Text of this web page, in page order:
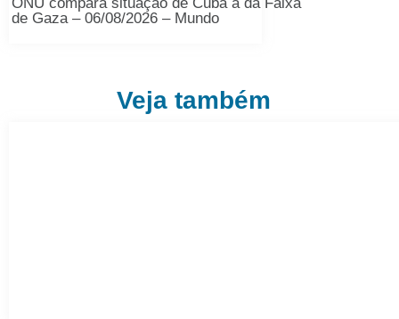
de Gaza – 06/08/2026 – Mundo
Veja também